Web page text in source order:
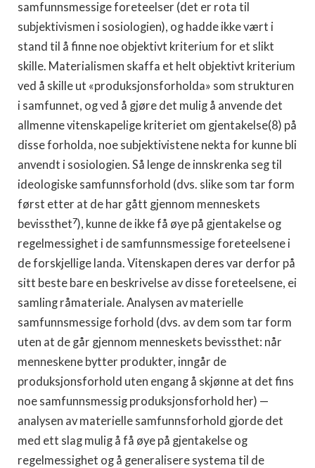
samfunnsmessige foreteelser (det er rota til
subjektivismen i sosiologien), og hadde ikke vært i
stand til å finne noe objektivt kriterium for et slikt
skille. Materialismen skaffa et helt objektivt kriterium
ved å skille ut «produksjonsforholda» som strukturen
i samfunnet, og ved å gjøre det mulig å anvende det
allmenne vitenskapelige kriteriet om gjentakelse(8) på
disse forholda, noe subjektivistene nekta for kunne bli
anvendt i sosiologien. Så lenge de innskrenka seg til
ideologiske samfunnsforhold (dvs. slike som tar form
først etter at de har gått gjennom menneskets
bevissthet7), kunne de ikke få øye på gjentakelse og
regelmessighet i de samfunnsmessige foreteelsene i
de forskjellige landa. Vitenskapen deres var derfor på
sitt beste bare en beskrivelse av disse foreteelsene, ei
samling råmateriale. Analysen av materielle
samfunnsmessige forhold (dvs. av dem som tar form
uten at de går gjennom menneskets bevissthet: når
menneskene bytter produkter, inngår de
produksjonsforhold uten engang å skjønne at det fins
noe samfunnsmessig produksjonsforhold her) —
analysen av materielle samfunnsforhold gjorde det
med ett slag mulig å få øye på gjentakelse og
regelmessighet og å generalisere systema til de